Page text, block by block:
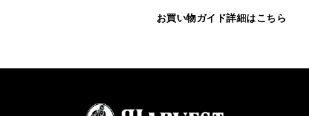
お買い物ガイド詳細はこちら